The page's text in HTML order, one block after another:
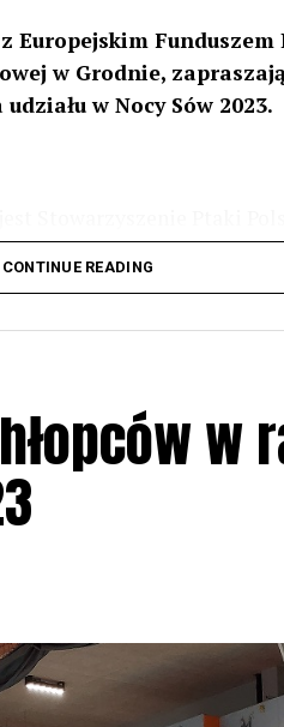
Funduszem
w Grodnie,
w Nocy Sów 2023.
r. wg harmonogramu
w Akcji, włączenia
doświadczeń przy grillu.Na
CONTINUE READING
w